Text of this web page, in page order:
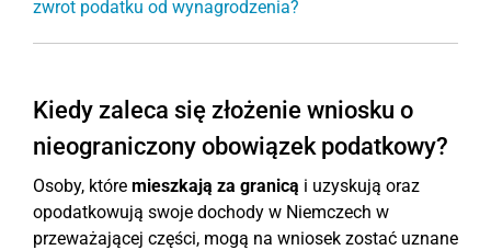
zwrot podatku od wynagrodzenia?
Kiedy zaleca się złożenie wniosku o
nieograniczony obowiązek podatkowy?
Osoby, które mieszkają za granicą i uzyskują oraz
opodatkowują swoje dochody w Niemczech w
przeważającej części, mogą na wniosek zostać uznane